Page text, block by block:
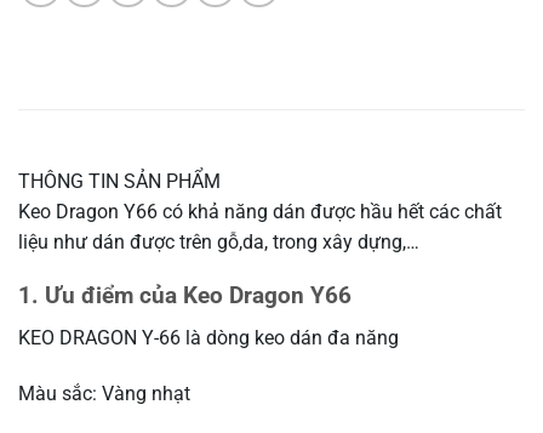
THÔNG TIN SẢN PHẨM
Keo Dragon Y66 có khả năng dán được hầu hết các chất
liệu như dán được trên gỗ,da, trong xây dựng,…
1. Ưu điểm của Keo Dragon Y66
KEO DRAGON Y-66 là dòng keo dán đa năng
Màu sắc: Vàng nhạt